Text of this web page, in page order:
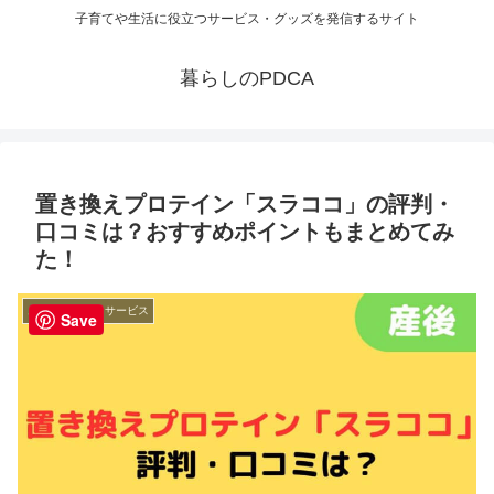
子育てや生活に役立つサービス・グッズを発信するサイト
暮らしのPDCA
置き換えプロテイン「スラココ」の評判・
口コミは？おすすめポイントもまとめてみ
た！
お役立ち情報・サービス
Save